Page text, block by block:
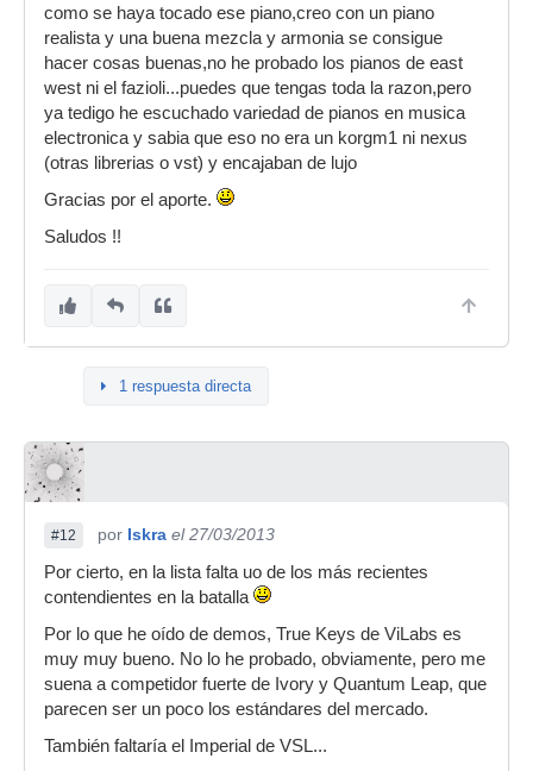
como se haya tocado ese piano,creo con un piano
realista y una buena mezcla y armonia se consigue
hacer cosas buenas,no he probado los pianos de east
west ni el fazioli...puedes que tengas toda la razon,pero
ya tedigo he escuchado variedad de pianos en musica
electronica y sabia que eso no era un korgm1 ni nexus
(otras librerias o vst) y encajaban de lujo
Gracias por el aporte.
Saludos !!
1 respuesta directa
#12 por Iskra el 27/03/2013
Por cierto, en la lista falta uo de los más recientes
contendientes en la batalla
Por lo que he oído de demos, True Keys de ViLabs es
muy muy bueno. No lo he probado, obviamente, pero me
suena a competidor fuerte de Ivory y Quantum Leap, que
parecen ser un poco los estándares del mercado.
También faltaría el Imperial de VSL...